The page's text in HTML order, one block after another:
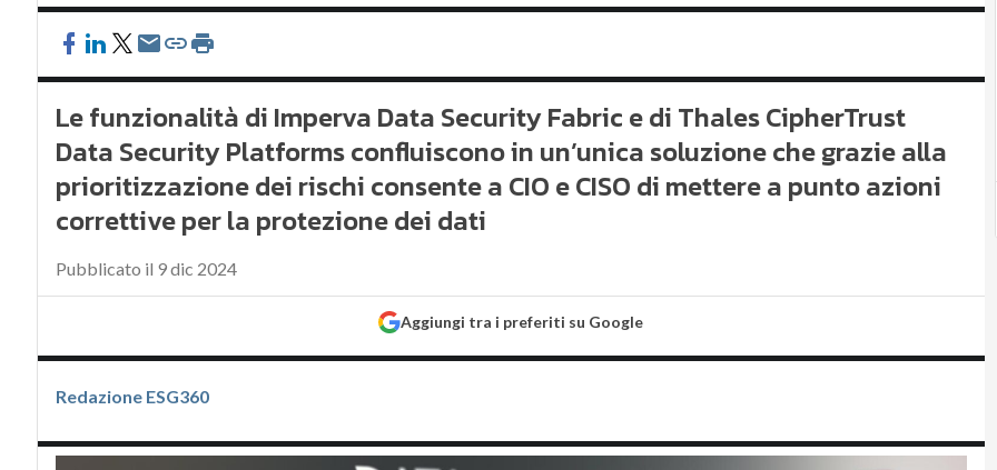
Le funzionalità di Imperva Data Security Fabric e di Thales CipherTrust
Data Security Platforms confluiscono in un’unica soluzione che grazie alla
prioritizzazione dei rischi consente a CIO e CISO di mettere a punto azioni
correttive per la protezione dei dati
Pubblicato il 9 dic 2024
Aggiungi tra i preferiti su Google
Redazione ESG360